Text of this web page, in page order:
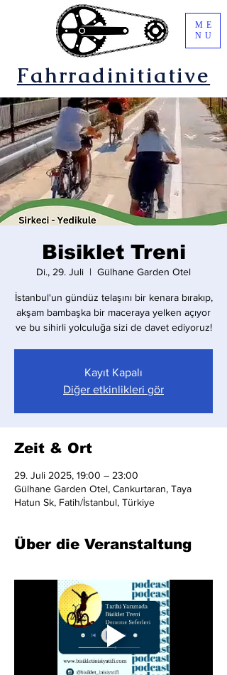
Fahrradinitiative
ME
NU
Bisiklet Treni
Di., 29. Juli
  |
Gülhane Garden Otel
İstanbul'un gündüz telaşını bir kenara bırakıp,
akşam bambaşka bir maceraya yelken açıyor
ve bu sihirli yolculuğa sizi de davet ediyoruz!
Kayıt Kapalı
Diğer etkinlikleri gör
Zeit & Ort
29. Juli 2025, 19:00 – 23:00
Gülhane Garden Otel, Cankurtaran, Taya
Hatun Sk, Fatih/İstanbul, Türkiye
Über die Veranstaltung